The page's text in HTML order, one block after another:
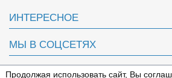
ИНТЕРЕСНОЕ
МЫ В СОЦСЕТЯХ
ПОЛЕЗНОЕ
Продолжая использовать сайт, Вы